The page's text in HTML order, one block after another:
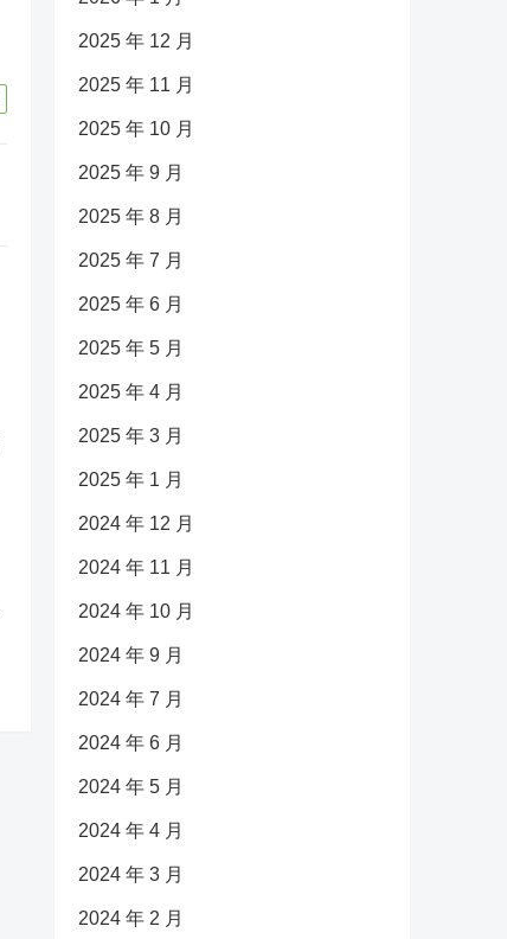
2025 年 12 月
2025 年 11 月
2025 年 10 月
2025 年 9 月
2025 年 8 月
2025 年 7 月
2025 年 6 月
2025 年 5 月
2025 年 4 月
2025 年 3 月
2025 年 1 月
2024 年 12 月
2024 年 11 月
2024 年 10 月
2024 年 9 月
2024 年 7 月
2024 年 6 月
2024 年 5 月
2024 年 4 月
2024 年 3 月
2024 年 2 月